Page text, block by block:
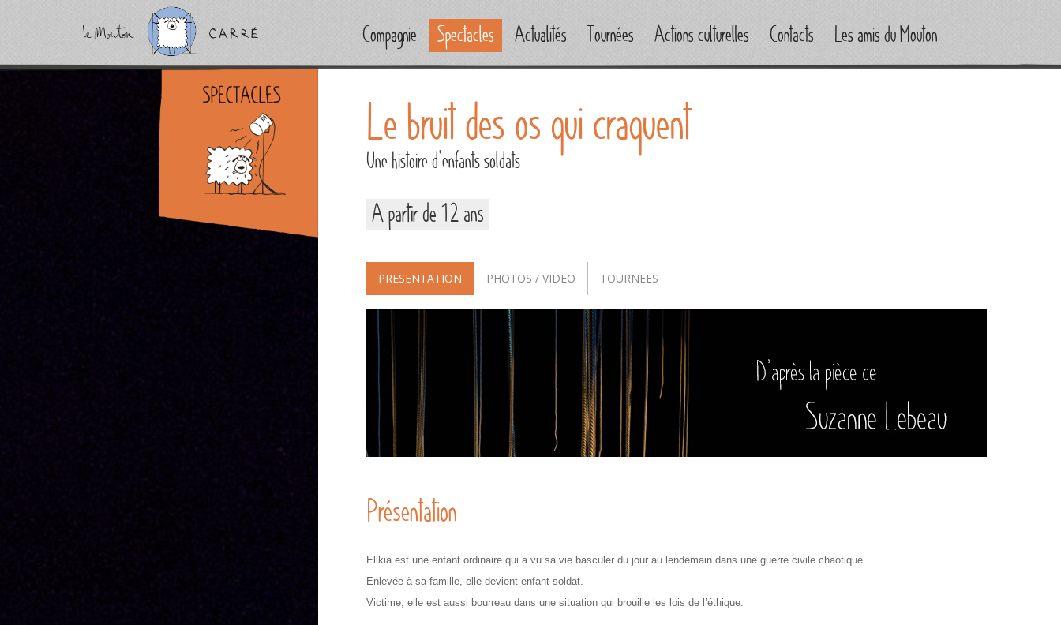
Compagnie Spectacles Actualités Tournées Actions culturelles Contacts Les amis du Mouton
Le bruit des os qui craquent
Une histoire d’enfants soldats
A partir de 12 ans
PRESENTATION PHOTOS / VIDEO TOURNEES
Présentation
Elikia est une enfant ordinaire qui a vu sa vie basculer du jour au lendemain dans une guerre civile chaotique.
Enlevée à sa famille, elle devient enfant soldat.
Victime, elle est aussi bourreau dans une situation qui brouille les lois de l’éthique.